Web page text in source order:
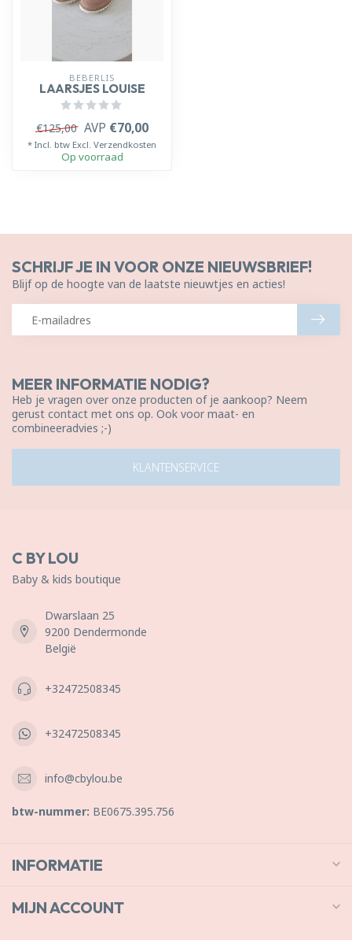
BEBERLIS
LAARSJES LOUISE
€125,00 AVP €70,00
* Incl. btw Excl. Verzendkosten
Op voorraad
MEER INFORMATIE NODIG?
Heb je vragen over onze producten of je aankoop? Neem
gerust contact met ons op. Ook voor maat- en
combineeradvies ;-)
KLANTENSERVICE
SCHRIJF JE IN VOOR ONZE NIEUWSBRIEF!
Blijf op de hoogte van de laatste nieuwtjes en acties!
C BY LOU
Baby & kids boutique
Dwarslaan 25
9200 Dendermonde
België
+32472508345
+32472508345
info@cbylou.be
btw-nummer: BE0675.395.756
INFORMATIE
MIJN ACCOUNT